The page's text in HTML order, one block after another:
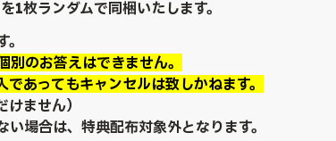
枚ランダムで同梱いたします。
のお答えはできません。
あってもキャンセルは致しかねます。
ません）
場合は、特典配布対象外となります。